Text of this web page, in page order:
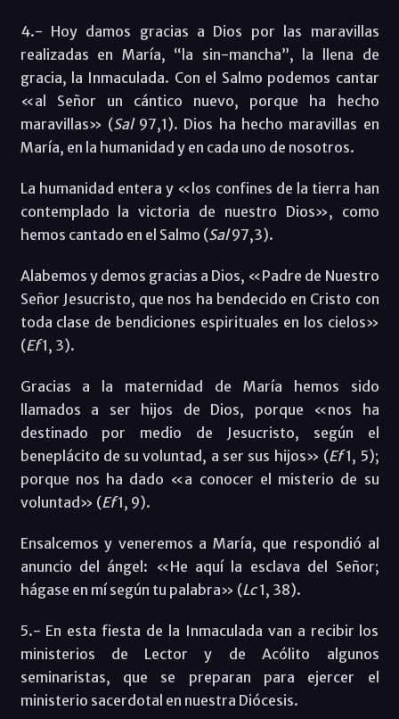
4.- Hoy damos gracias a Dios por las maravillas
realizadas en María, “la sin-mancha”, la llena de
gracia, la Inmaculada. Con el Salmo podemos cantar
«al Señor un cántico nuevo, porque ha hecho
maravillas» (Sal97,1). Dios ha hecho maravillas en
María, en la humanidad y en cada uno de nosotros.
La humanidad entera y «los confines de la tierra han
contemplado la victoria de nuestro Dios», como
hemos cantado en el Salmo (Sal97,3).
Alabemos y demos gracias a Dios, «Padre de Nuestro
Señor Jesucristo, que nos ha bendecido en Cristo con
toda clase de bendiciones espirituales en los cielos»
(Ef1, 3).
Gracias a la maternidad de María hemos sido
llamados a ser hijos de Dios, porque «nos ha
destinado por medio de Jesucristo, según el
beneplácito de su voluntad, a ser sus hijos» (Ef1, 5);
porque nos ha dado «a conocer el misterio de su
voluntad» (Ef1, 9).
Ensalcemos y veneremos a María, que respondió al
anuncio del ángel: «He aquí la esclava del Señor;
hágase en mí según tu palabra» (Lc1, 38).
5.- En esta fiesta de la Inmaculada van a recibir los
ministerios de Lector y de Acólito algunos
seminaristas, que se preparan para ejercer el
ministerio sacerdotal en nuestra Diócesis.